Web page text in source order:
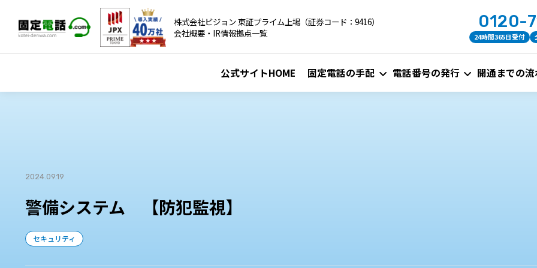
株式会社ビジョン 東証プライム上場（証券コード：9416）
会社概要・IR情報拠点一覧
0120-
24時間365日受付
公式サイトHOME 固定電話の手配 電話番号の発行 開通までの
2024.09.19
警備システム 【防犯監視】
セキュリティ